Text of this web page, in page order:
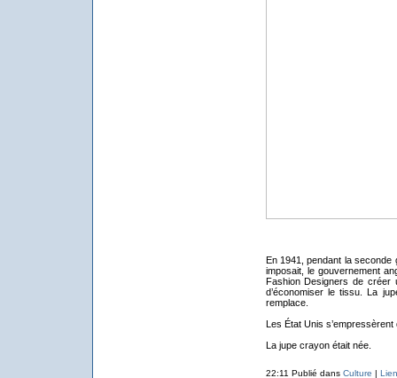
En 1941, pendant la
imposait, le gouvernement
Fashion Designers de créer
d’économiser le tissu. La
remplace.
Les État Unis s’empressèrent
La jupe crayon était née.
22:11 Publié dans Culture |